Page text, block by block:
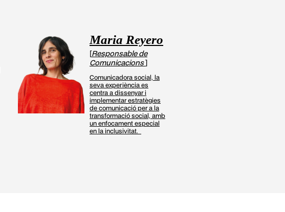
Maria Reyero
[Responsable de
Comunicacions]
Comunicadora social, la
seva experiència es
centra a dissenyar i
implementar estratègies
de comunicació per a la
transformació social, amb
un enfocament especial
en la inclusivitat.